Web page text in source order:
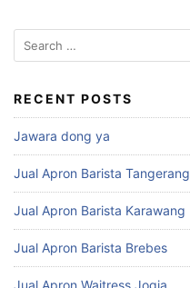
RECENT POSTS
Jawara dong ya
Jual Apron Barista Tangerang
Jual Apron Barista Karawang
Jual Apron Barista Brebes
Jual Apron Waitress Jogja